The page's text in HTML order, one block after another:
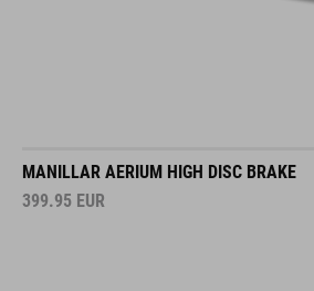
MANILLAR AERIUM HIGH DISC BRAKE
399.95 EUR